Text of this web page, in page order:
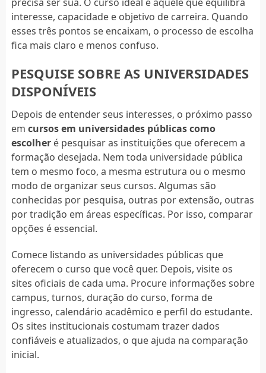
interesse, capacidade e objetivo de carreira. Quando
esses três pontos se encaixam, o processo de escolha
fica mais claro e menos confuso.
PESQUISE SOBRE AS UNIVERSIDADES
DISPONÍVEIS
Depois de entender seus interesses, o próximo passo
em cursos em universidades públicas como
escolheré pesquisar as instituições que oferecem a
formação desejada. Nem toda universidade pública
tem o mesmo foco, a mesma estrutura ou o mesmo
modo de organizar seus cursos. Algumas são
conhecidas por pesquisa, outras por extensão, outras
por tradição em áreas específicas. Por isso, comparar
opções é essencial.
Comece listando as universidades públicas que
oferecem o curso que você quer. Depois, visite os
sites oficiais de cada uma. Procure informações sobre
campus, turnos, duração do curso, forma de
ingresso, calendário acadêmico e perfil do estudante.
Os sites institucionais costumam trazer dados
confiáveis e atualizados, o que ajuda na comparação
inicial.